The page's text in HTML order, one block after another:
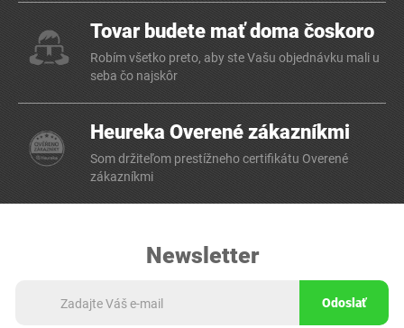
Tovar budete mať doma čoskoro
Robím všetko preto, aby ste Vašu objednávku mali u
seba čo najskôr
Heureka Overené zákazníkmi
Som držiteľom prestížneho certifikátu Overené
zákazníkmi
Newsletter
Odoslať